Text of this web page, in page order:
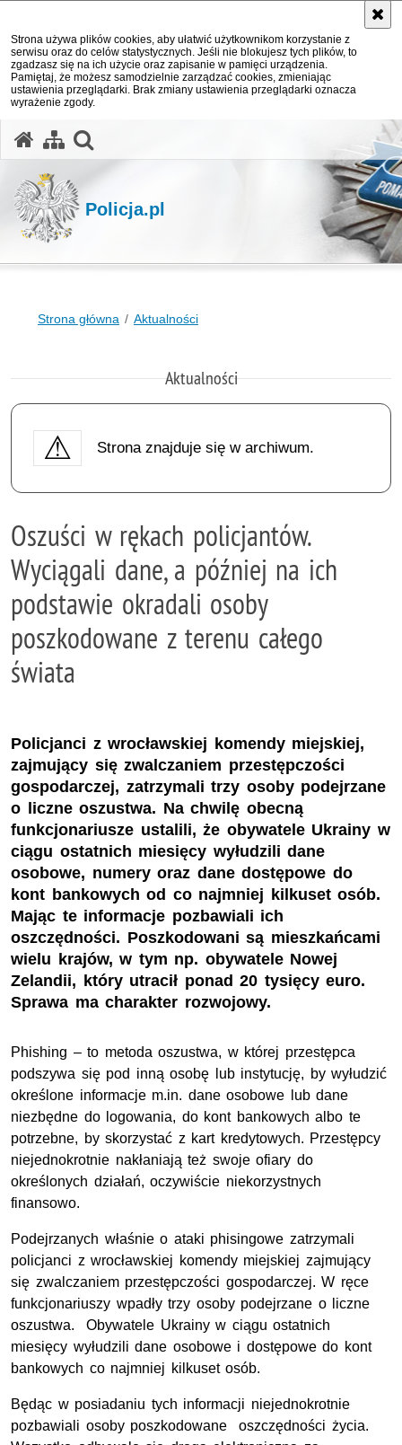
Strona używa plików cookies, aby ułatwić użytkownikom korzystanie z
serwisu oraz do celów statystycznych. Jeśli nie blokujesz tych plików, to
zgadzasz się na ich użycie oraz zapisanie w pamięci urządzenia.
Pamiętaj, że możesz samodzielnie zarządzać cookies, zmieniając
ustawienia przeglądarki. Brak zmiany ustawienia przeglądarki oznacza
wyrażenie zgody.
Policja.pl
Strona główna Aktualności
Aktualności
Strona znajduje się w archiwum.
Oszuści w rękach policjantów.
Wyciągali dane, a później na ich
podstawie okradali osoby
poszkodowane z terenu całego
świata
Policjanci z wrocławskiej komendy miejskiej,
zajmujący się zwalczaniem przestępczości
gospodarczej, zatrzymali trzy osoby podejrzane
o liczne oszustwa. Na chwilę obecną
funkcjonariusze ustalili, że obywatele Ukrainy w
ciągu ostatnich miesięcy wyłudzili dane
osobowe, numery oraz dane dostępowe do
kont bankowych od co najmniej kilkuset osób.
Mając te informacje pozbawiali ich
oszczędności. Poszkodowani są mieszkańcami
wielu krajów, w tym np. obywatele Nowej
Zelandii, który utracił ponad 20 tysięcy euro.
Sprawa ma charakter rozwojowy.
Phishing – to metoda oszustwa, w której przestępca
podszywa się pod inną osobę lub instytucję, by wyłudzić
określone informacje m.in. dane osobowe lub dane
niezbędne do logowania, do kont bankowych albo te
potrzebne, by skorzystać z kart kredytowych. Przestępcy
niejednokrotnie nakłaniają też swoje ofiary do
określonych działań, oczywiście niekorzystnych
finansowo.
Podejrzanych właśnie o ataki phisingowe zatrzymali
policjanci z wrocławskiej komendy miejskiej zajmujący
się zwalczaniem przestępczości gospodarczej. W ręce
funkcjonariuszy wpadły trzy osoby podejrzane o liczne
oszustwa. Obywatele Ukrainy w ciągu ostatnich
miesięcy wyłudzili dane osobowe i dostępowe do kont
bankowych co najmniej kilkuset osób.
Będąc w posiadaniu tych informacji niejednokrotnie
pozbawiali osoby poszkodowane oszczędności życia.